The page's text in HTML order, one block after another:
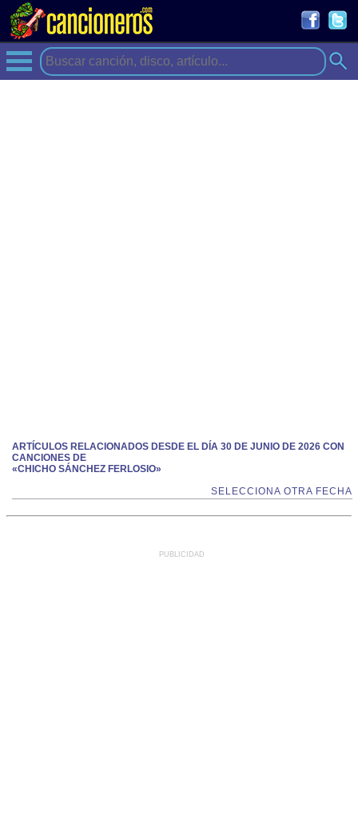
ARTÍCULOS RELACIONADOS DESDE EL DÍA 30 DE JUNIO DE 2026 CON
CANCIONES DE
«CHICHO SÁNCHEZ FERLOSIO»
SELECCIONA OTRA FECHA
PUBLICIDAD